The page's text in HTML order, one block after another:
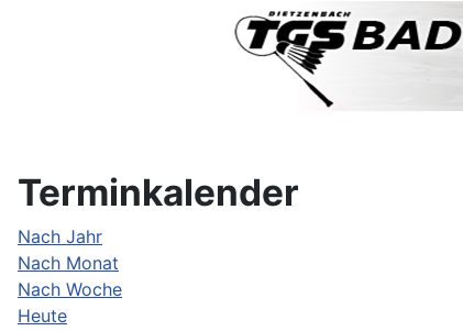
Terminkalender
Nach Jahr
Nach Monat
Nach Woche
Heute